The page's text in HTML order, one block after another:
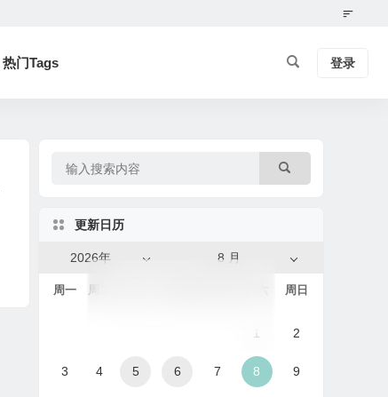
热门Tags 登录
更新日历
8 月
2026年
周一 周二 周日
1 2
3 4 5 6 7 8 9